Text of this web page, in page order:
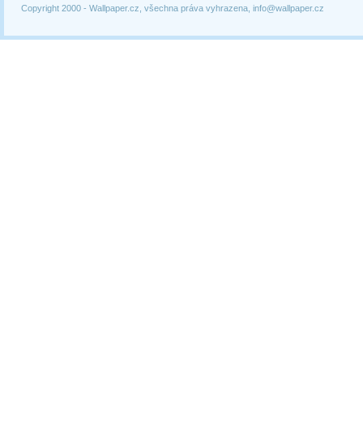
Copyright 2000 - Wallpaper.cz, všechna práva vyhrazena, info@wallpaper.cz